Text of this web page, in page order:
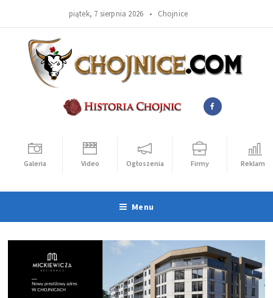
piątek, 7 sierpnia 2026 • Chojnice
Galeria Video Ogłoszenia Firmy Reklama
Menu